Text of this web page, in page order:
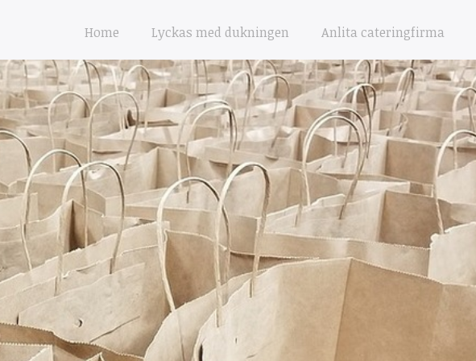
Home Lyckas med dukningen Anlita cateringfirma